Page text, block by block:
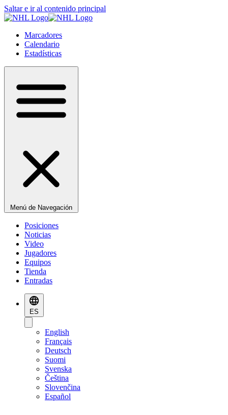
Saltar e ir al contenido principal
Marcadores
Calendario
Estadísticas
Menú de Navegación
Posiciones
Noticias
Video
Jugadores
Equipos
Tienda
Entradas
ES
English
Français
Deutsch
Suomi
Svenska
Čeština
Slovenčina
Español